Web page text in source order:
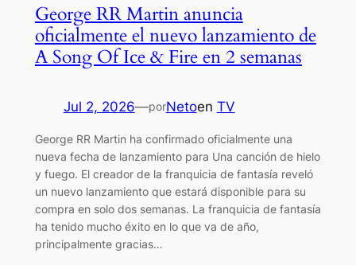
George RR Martin anuncia
oficialmente el nuevo lanzamiento de
A Song Of Ice & Fire en 2 semanas
Jul 2, 2026—porNetoen TV
George RR Martin ha confirmado oficialmente una
nueva fecha de lanzamiento para Una canción de hielo
y fuego. El creador de la franquicia de fantasía reveló
un nuevo lanzamiento que estará disponible para su
compra en solo dos semanas. La franquicia de fantasía
ha tenido mucho éxito en lo que va de año,
principalmente gracias…